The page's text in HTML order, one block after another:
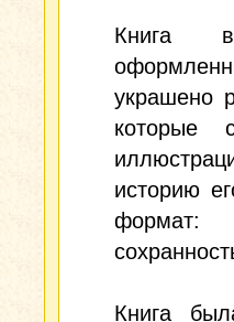
Книга в
украшено
которые
историю
формат:
Книга